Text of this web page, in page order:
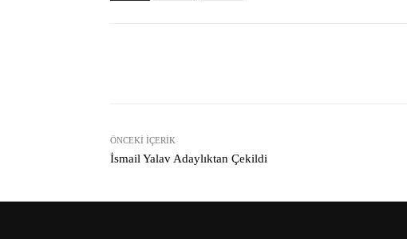
ÖNCEKI İÇERIK
İsmail Yalav Adaylıktan Çekildi